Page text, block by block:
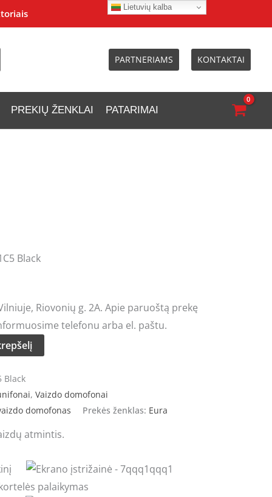
PARTNERIAMS KONTAKTAI
PREKIŲ ŽENKLAI PATARIMAI
Black
Riovonių g. 2A. Apie paruoštą prekę
telefonu arba el. paštu.
Black
, Vaizdo domofonai
domofonas Prekės ženklas: Eura
atmintis.
Lietuvių kalba